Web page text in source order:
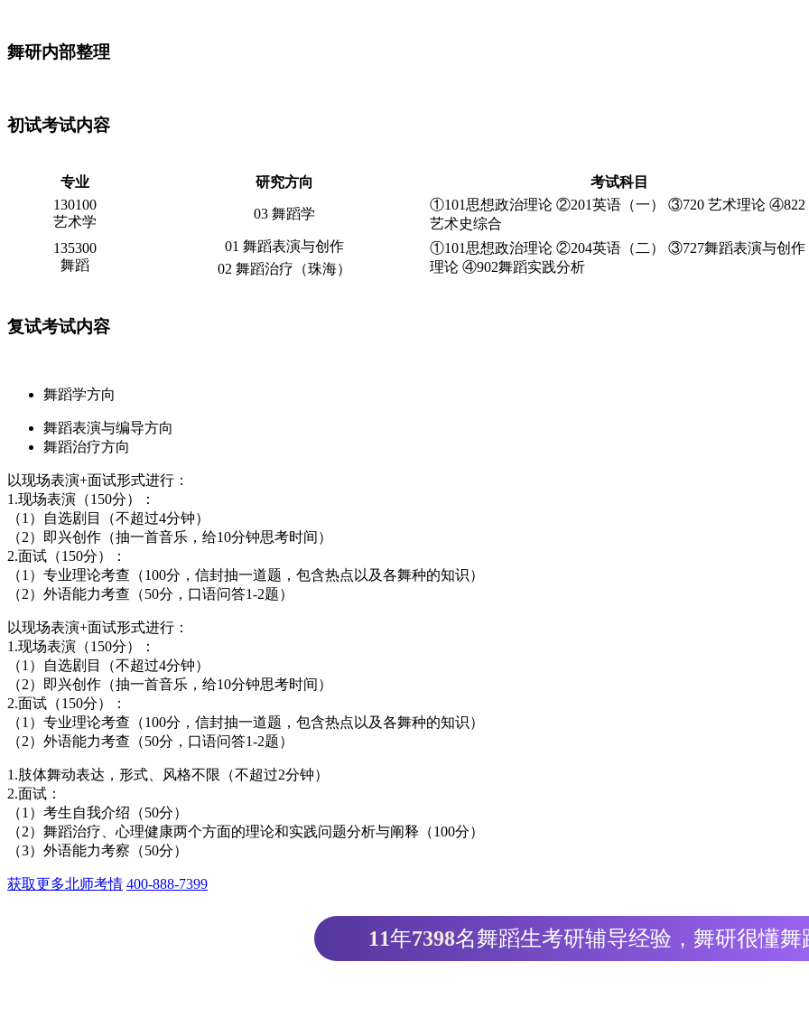
舞研内部整理
初试考试内容
专业 研究方向
考试科目
130100
艺术学
03 舞蹈学
①101思想政治理论 ②201英语（一） ③720 艺术理论 ④822
艺术史综合
135300
舞蹈
01 舞蹈表演与创作
①101思想政治理论 ②204英语（二） ③727舞蹈表演与创作
理论 ④902舞蹈实践分析
02 舞蹈治疗（珠海）
复试考试内容
舞蹈学方向
舞蹈表演与编导方向
舞蹈治疗方向
以现场表演+面试形式进行：
1.现场表演（150分）：
（1）自选剧目（不超过4分钟）
（2）即兴创作（抽一首音乐，给10分钟思考时间）
2.面试（150分）：
（1）专业理论考查（100分，信封抽一道题，包含热点以及各舞种的知识）
（2）外语能力考查（50分，口语问答1-2题）
以现场表演+面试形式进行：
1.现场表演（150分）：
（1）自选剧目（不超过4分钟）
（2）即兴创作（抽一首音乐，给10分钟思考时间）
2.面试（150分）：
（1）专业理论考查（100分，信封抽一道题，包含热点以及各舞种的知识）
（2）外语能力考查（50分，口语问答1-2题）
1.肢体舞动表达，形式、风格不限（不超过2分钟）
2.面试：
（1）考生自我介绍（50分）
（2）舞蹈治疗、心理健康两个方面的理论和实践问题分析与阐释（100分）
（3）外语能力考察（50分）
获取更多北师考情 400-888-7399
11年7398名舞蹈生考研辅导经验，舞研很懂舞